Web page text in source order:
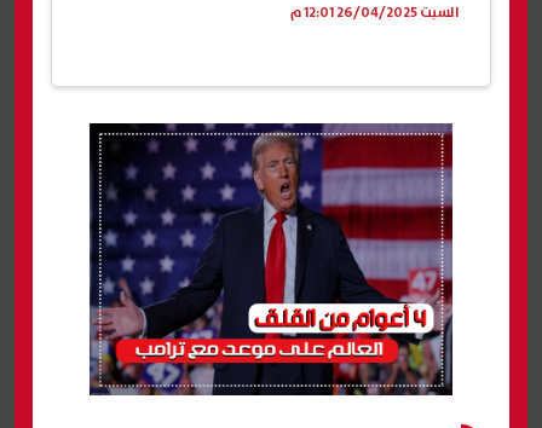
السبت 26/04/2025 12:01 م